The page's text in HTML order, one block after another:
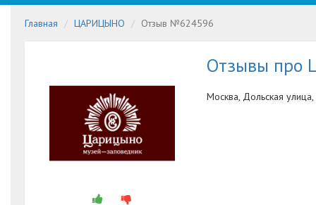
Главная ЦАРИЦЫНО Отзыв №624596
Отзывы
Москва, Дольская